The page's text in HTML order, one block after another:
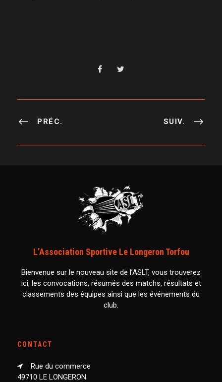
PRÉC. SUIV.
L’Association Sportive Le Longeron Torfou
Bienvenue sur le nouveau site de l’ASLT, vous trouverez
ici, les convocations, résumés des matchs, résultats et
classements des équipes ainsi que les événements du
club.
CONTACT
Rue du commerce
49710 LE LONGERON